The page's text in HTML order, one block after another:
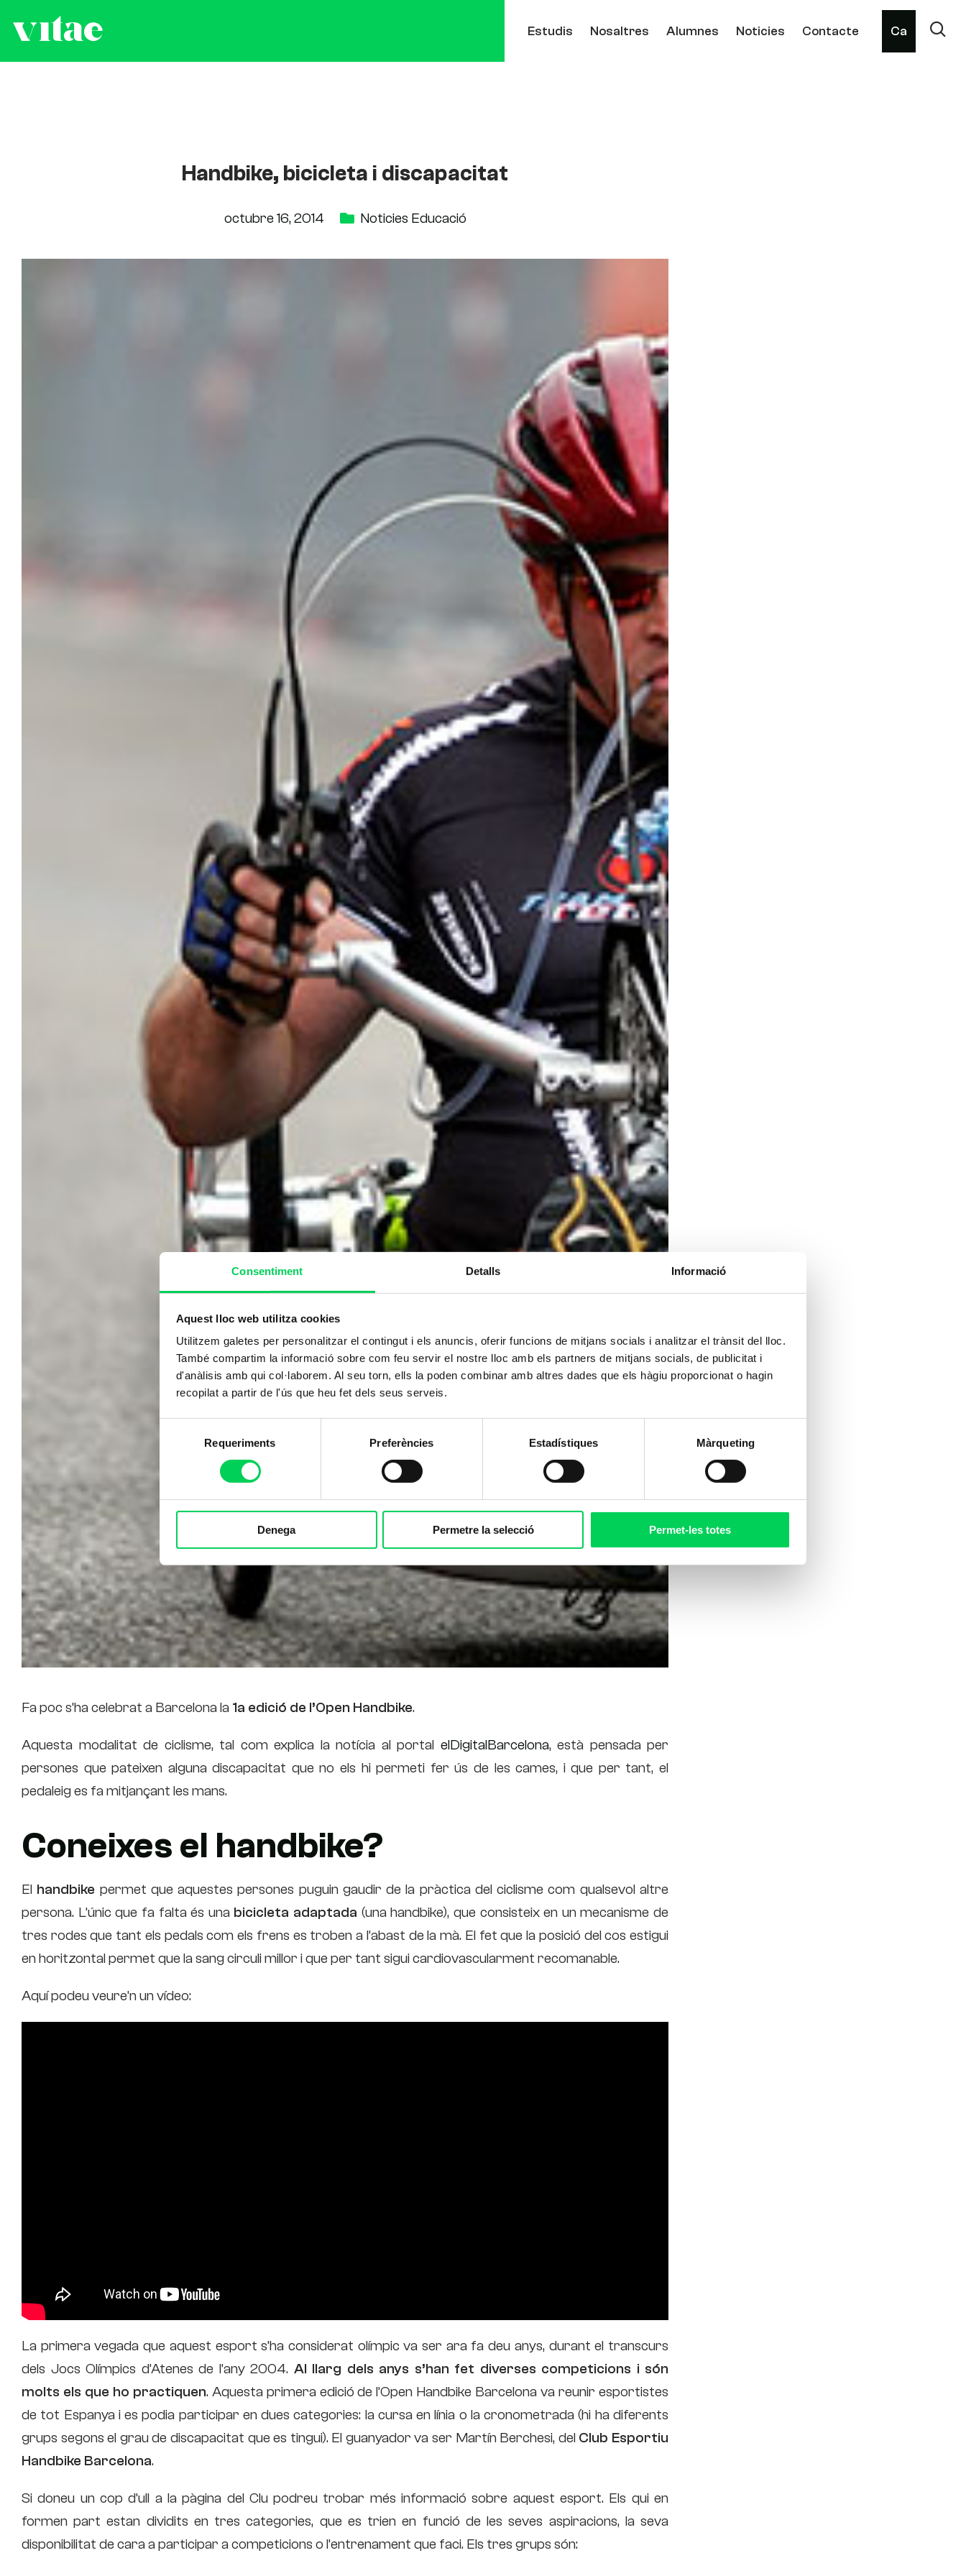
Consentiment Detalls Informació
Aquest lloc web utilitza cookies
Utilitzem galetes per personalitzar el contingut i els anuncis, oferir funcions de mitjans socials i analitzar el trànsit del lloc.
També compartim la informació sobre com feu servir el nostre lloc amb els partners de mitjans socials, de publicitat i
d'anàlisis amb qui col·laborem. Al seu torn, ells la poden combinar amb altres dades que els hàgiu proporcionat o hagin
recopilat a partir de l'ús que heu fet dels seus serveis.
consentiment
Requeriments Preferències Estadístiques Màrqueting
Denega Permetre la selecció Permet-les totes
Estudis Nosaltres Alumnes Noticies Contacte Ca
Handbike, bicicleta i discapacitat
octubre 16, 2014 Noticies Educació
Fa poc s’ha celebrat a Barcelona la 1a edició de l’Open Handbike.
Aquesta modalitat de ciclisme, tal com explica la notícia al portal elDigitalBarcelona, està pensada per
persones que pateixen alguna discapacitat que no els hi permeti fer ús de les cames, i que per tant, el
pedaleig es fa mitjançant les mans.
Coneixes el handbike?
El handbike permet que aquestes persones puguin gaudir de la pràctica del ciclisme com qualsevol altre
persona. L’únic que fa falta és una bicicleta adaptada (una handbike), que consisteix en un mecanisme de
tres rodes que tant els pedals com els frens es troben a l’abast de la mà. El fet que la posició del cos estigui
en horitzontal permet que la sang circuli millor i que per tant sigui cardiovascularment recomanable.
Aquí podeu veure’n un vídeo:
La primera vegada que aquest esport s’ha considerat olímpic va ser ara fa deu anys, durant el transcurs
dels Jocs Olímpics d’Atenes de l’any 2004. Al llarg dels anys s’han fet diverses competicions i són
molts els que ho practiquen. Aquesta primera edició de l’Open Handbike Barcelona va reunir esportistes
de tot Espanya i es podia participar en dues categories: la cursa en línia o la cronometrada (hi ha diferents
grups segons el grau de discapacitat que es tingui). El guanyador va ser Martín Berchesi, del Club Esportiu
Handbike Barcelona.
Si doneu un cop d’ull a la pàgina del Clu podreu trobar més informació sobre aquest esport. Els qui en
formen part estan dividits en tres categories, que es trien en funció de les seves aspiracions, la seva
disponibilitat de cara a participar a competicions o l’entrenament que faci. Els tres grups són: